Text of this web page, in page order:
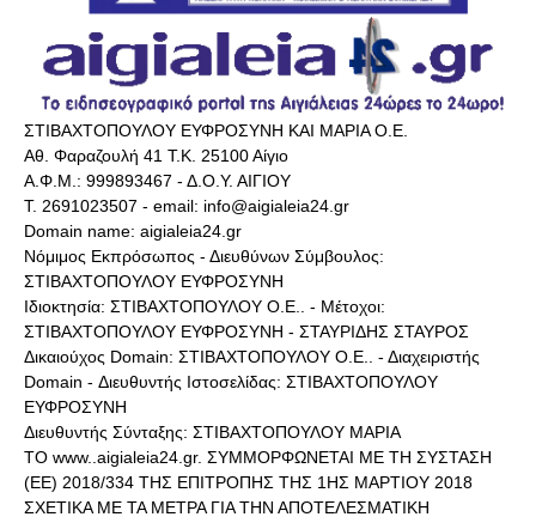
ΣΤΙΒΑΧΤΟΠΟΥΛΟΥ ΕΥΦΡΟΣΥΝΗ ΚΑΙ ΜΑΡΙΑ Ο.Ε.
Αθ. Φαραζουλή 41 Τ.Κ. 25100 Αίγιο
Α.Φ.Μ.: 999893467 - Δ.Ο.Υ. ΑΙΓΙΟΥ
Τ. 2691023507 - email: info@aigialeia24.gr
Domain name: aigialeia24.gr
Νόμιμος Εκπρόσωπος - Διευθύνων Σύμβουλος:
ΣΤΙΒΑΧΤΟΠΟΥΛΟΥ ΕΥΦΡΟΣΥΝΗ
Ιδιοκτησία: ΣΤΙΒΑΧΤΟΠΟΥΛΟΥ Ο.Ε.. - Μέτοχοι:
ΣΤΙΒΑΧΤΟΠΟΥΛΟΥ ΕΥΦΡΟΣΥΝΗ - ΣΤΑΥΡΙΔΗΣ ΣΤΑΥΡΟΣ
Δικαιούχος Domain: ΣΤΙΒΑΧΤΟΠΟΥΛΟΥ Ο.Ε.. - Διαχειριστής
Domain - Διευθυντής Ιστοσελίδας: ΣΤΙΒΑΧΤΟΠΟΥΛΟΥ
ΕΥΦΡΟΣΥΝΗ
Διευθυντής Σύνταξης: ΣΤΙΒΑΧΤΟΠΟΥΛΟΥ ΜΑΡΙΑ
ΤΟ www..aigialeia24.gr. ΣΥΜΜΟΡΦΩΝΕΤΑΙ ΜΕ ΤΗ ΣΥΣΤΑΣΗ
(ΕΕ) 2018/334 ΤΗΣ ΕΠΙΤΡΟΠΗΣ ΤΗΣ 1ΗΣ ΜΑΡΤΙΟΥ 2018
ΣΧΕΤΙΚΑ ΜΕ ΤΑ ΜΕΤΡΑ ΓΙΑ ΤΗΝ ΑΠΟΤΕΛΕΣΜΑΤΙΚΗ